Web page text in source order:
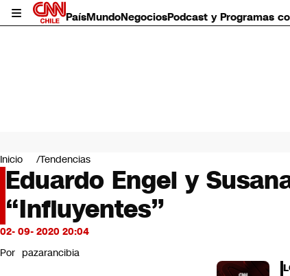
PaísMundoNegociosPodcast y Programas
Mundo
Negocios
Deportes
Programas completos
Cultura
Servicios
CNN Data
Inicio Tendencias
Eduardo Engel y
“Influyentes”
02- 09- 2020 20:04
Por pazarancibia